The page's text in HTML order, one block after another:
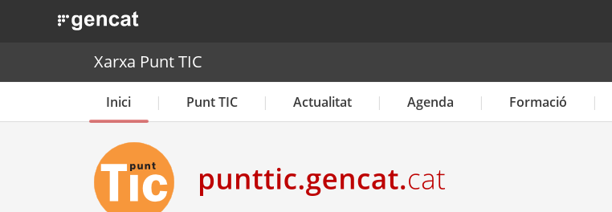
. Obre en una nova finestra.
Xarxa Punt TIC
Inici Punt TIC Actualitat Agenda Formació